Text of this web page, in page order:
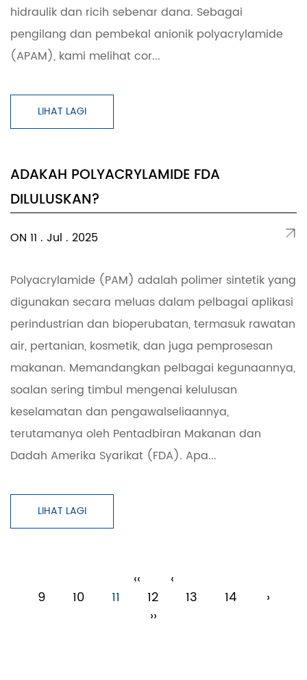
hidraulik dan ricih sebenar dana. Sebagai
pengilang dan pembekal anionik polyacrylamide
(APAM), kami melihat cor...
LIHAT LAGI
ADAKAH POLYACRYLAMIDE FDA
DILULUSKAN?
ON 11 . Jul . 2025
Polyacrylamide (PAM) adalah polimer sintetik yang
digunakan secara meluas dalam pelbagai aplikasi
perindustrian dan bioperubatan, termasuk rawatan
air, pertanian, kosmetik, dan juga pemprosesan
makanan. Memandangkan pelbagai kegunaannya,
soalan sering timbul mengenai kelulusan
keselamatan dan pengawalseliaannya,
terutamanya oleh Pentadbiran Makanan dan
Dadah Amerika Syarikat (FDA). Apa...
LIHAT LAGI
‹‹
‹
9
10 11 12 13 14
›
››